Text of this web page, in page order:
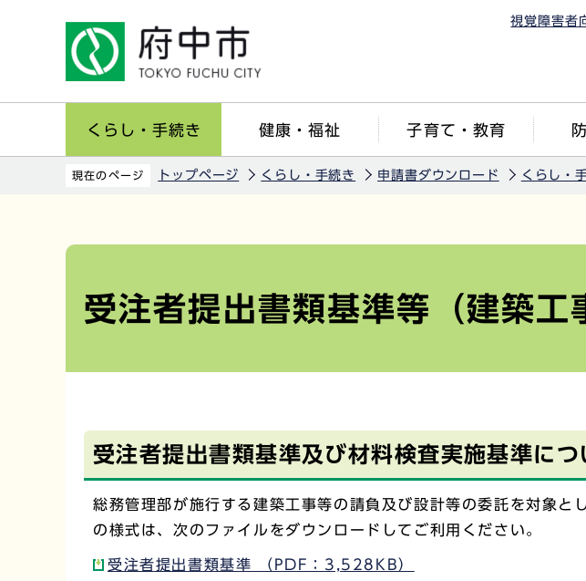
視覚障害者
くらし・手続き 健康・福祉 子育て・教育
現在のページ トップページ くらし・手続き 申請書ダウンロード くらし・
受注者提出書類基準等（建築工
受注者提出書類基準及び材料検査実施基準につ
総務管理部が施行する建築工事等の請負及び設計等の委託を対象
の様式は、次のファイルをダウンロードしてご利用ください。
受注者提出書類基準 （PDF：3,528KB）